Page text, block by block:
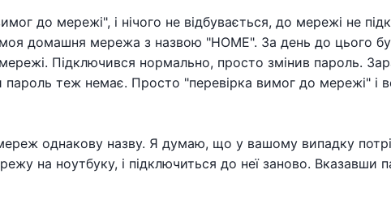
до мережі", і нічого не відбувається, до мережі не
домашня мережа з назвою "HOME". За день до цього
Підключився нормально, просто змінив пароль.
пароль теж немає. Просто "перевірка вимог до мережі" і
однакову назву. Я думаю, що у вашому випадку
на ноутбуку, і підключиться до неї заново. Вказавши